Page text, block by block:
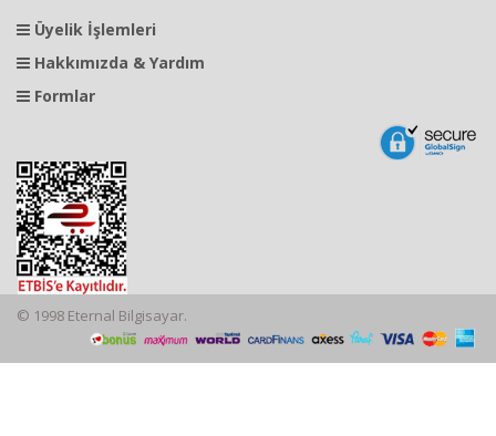
Üyelik İşlemleri
Hakkımızda & Yardım
Formlar
© 1998 Eternal Bilgisayar.